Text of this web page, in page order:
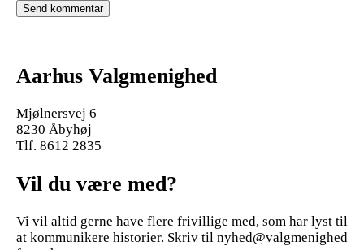
Aarhus Valgmenighed
Mjølnersvej 6
8230 Åbyhøj
Tlf. 8612 2835
Vil du være med?
Vi vil altid gerne have flere frivillige med, som har lyst til
at kommunikere historier. Skriv til nyhed@valgmenighed